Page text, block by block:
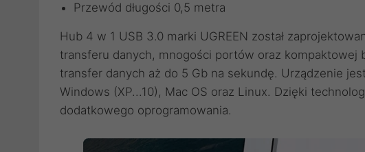
Przewód długości 0,5 metra
Hub 4 w 1 USB 3.0 marki UGREEN został
transferu danych, mnogości portów oraz kompaktowej
transfer danych aż do 5 Gb na sekundę. Urządzenie
Windows (XP...10), Mac OS oraz Linux. Dzięki
dodatkowego oprogramowania.